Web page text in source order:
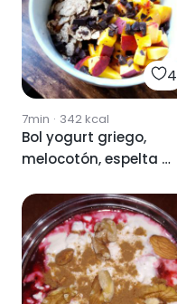
4
7min · 342kcal
Bol yogurt griego,
melocotón, espelta y